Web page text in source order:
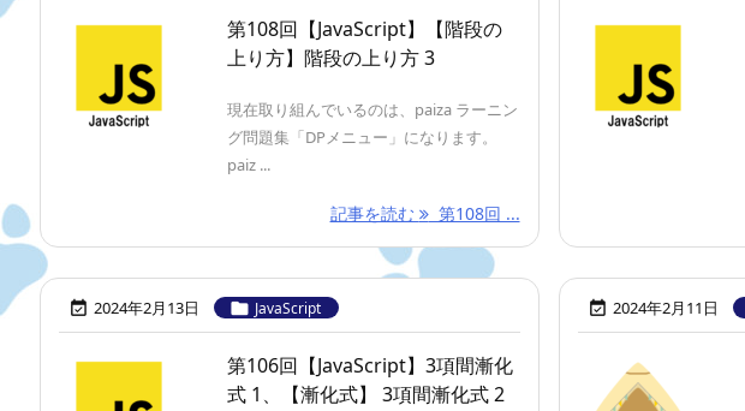
第108回【JavaScript】【階段の
上り方】階段の上り方 3
現在取り組んでいるのは、paiza ラーニン
グ問題集「DPメニュー」になります。
paiz ...
記事を読む 第108回 ...
 2024年2月13日  JavaScript
第106回【JavaScript】3項間漸化
式 1、【漸化式】 3項間漸化式 2
 2024年2月11日